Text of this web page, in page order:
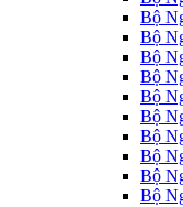
Bộ
Bộ
Bộ
Bộ
Bộ
Bộ
Bộ
Bộ
Bộ
Bộ